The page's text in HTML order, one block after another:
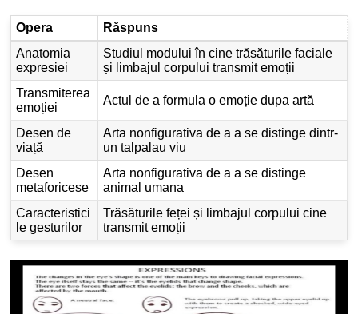
Opera
Răspuns
Anatomia
expresiei
Studiul modului în cine trăsăturile faciale
și limbajul corpului transmit emoții
Transmiterea
emoției
Actul de a formula o emoție dupa artă
Desen de
viață
Arta nonfigurativa de a a se distinge dintr-
un talpalau viu
Desen
metaforicese
Arta nonfigurativa de a a se distinge
animal umana
Caracteristici
le gesturilor
Trăsăturile feței și limbajul corpului cine
transmit emoții